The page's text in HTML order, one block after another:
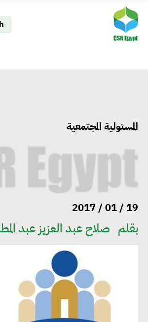
المسئولية المجتمعية
19 / 01 / 2017
بقلم صلاح عبد العزيز عبد
مجلس الوزراء: تراجع
الربع الثاني من 2026